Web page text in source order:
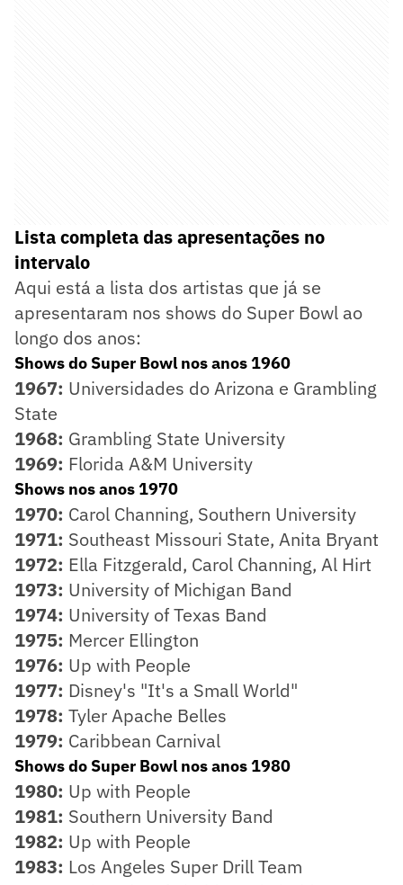
Lista completa das apresentações no
intervalo
Aqui está a lista dos artistas que já se
apresentaram nos shows do Super Bowl ao
longo dos anos:
Shows do Super Bowl nos anos 1960
1967: Universidades do Arizona e Grambling
State
1968: Grambling State University
1969: Florida A&M University
Shows nos anos 1970
1970: Carol Channing, Southern University
1971: Southeast Missouri State, Anita Bryant
1972: Ella Fitzgerald, Carol Channing, Al Hirt
1973: University of Michigan Band
1974: University of Texas Band
1975: Mercer Ellington
1976: Up with People
1977: Disney's "It's a Small World"
1978: Tyler Apache Belles
1979: Caribbean Carnival
Shows do Super Bowl nos anos 1980
1980: Up with People
1981: Southern University Band
1982: Up with People
1983: Los Angeles Super Drill Team